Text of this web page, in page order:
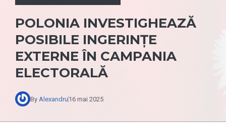
POLONIA INVESTIGHEAZĂ
POSIBILE INGERINȚE
EXTERNE ÎN CAMPANIA
ELECTORALĂ
By Alexandru 16 mai 2025